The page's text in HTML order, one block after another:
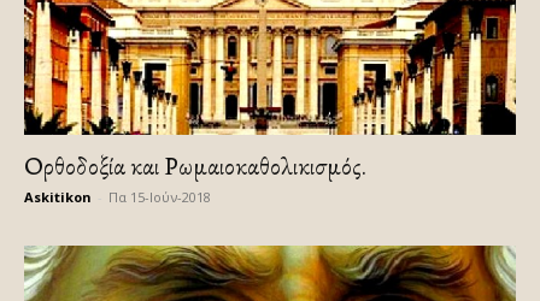
Ορθοδοξία και Ρωμαιοκαθολικισμός.
Askitikon Πα 15-Ιούν-2018